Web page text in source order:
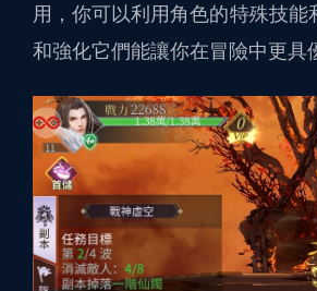
用，你可以利用角色的特殊技
和強化它們能讓你在冒險中更具